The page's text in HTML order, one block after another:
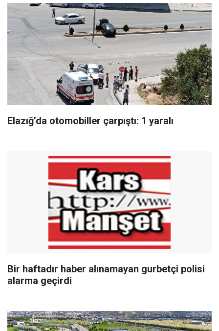
Elazığ’da otomobiller çarpıştı: 1 yaralı
Bir haftadır haber alınamayan gurbetçi polisi
alarma geçirdi